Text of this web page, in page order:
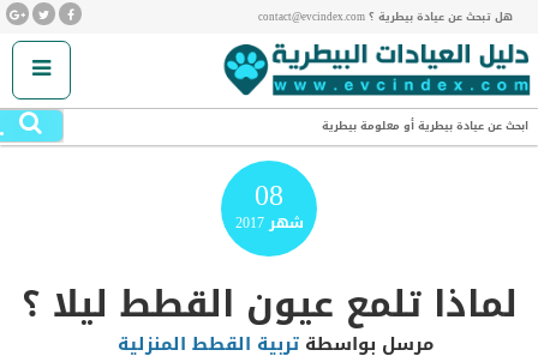
هل تبحث عن عيادة بيطرية ؟ contact@evcindex.com
ابحث عن عيادة بيطرية أو معلومة بيطرية
08
شهر2017
لماذا تلمع عيون القطط ليلا ؟
مرسل بواسطةتربية القطط المنزلية